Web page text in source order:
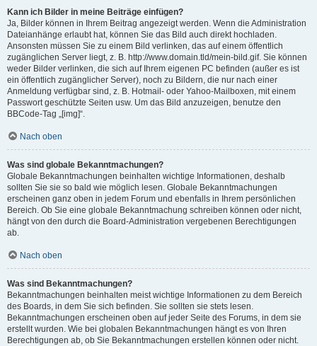
Kann ich Bilder in meine Beiträge einfügen?
Ja, Bilder können in Ihrem Beitrag angezeigt werden. Wenn die Administration
Dateianhänge erlaubt hat, können Sie das Bild auch direkt hochladen.
Ansonsten müssen Sie zu einem Bild verlinken, das auf einem öffentlich
zugänglichen Server liegt, z. B. http://www.domain.tld/mein-bild.gif. Sie können
weder Bilder verlinken, die sich auf Ihrem eigenen PC befinden (außer es ist
ein öffentlich zugänglicher Server), noch zu Bildern, die nur nach einer
Anmeldung verfügbar sind, z. B. Hotmail- oder Yahoo-Mailboxen, mit einem
Passwort geschützte Seiten usw. Um das Bild anzuzeigen, benutze den
BBCode-Tag „[img]“.
Nach oben
Was sind globale Bekanntmachungen?
Globale Bekanntmachungen beinhalten wichtige Informationen, deshalb
sollten Sie sie so bald wie möglich lesen. Globale Bekanntmachungen
erscheinen ganz oben in jedem Forum und ebenfalls in Ihrem persönlichen
Bereich. Ob Sie eine globale Bekanntmachung schreiben können oder nicht,
hängt von den durch die Board-Administration vergebenen Berechtigungen
ab.
Nach oben
Was sind Bekanntmachungen?
Bekanntmachungen beinhalten meist wichtige Informationen zu dem Bereich
des Boards, in dem Sie sich befinden. Sie sollten sie stets lesen.
Bekanntmachungen erscheinen oben auf jeder Seite des Forums, in dem sie
erstellt wurden. Wie bei globalen Bekanntmachungen hängt es von Ihren
Berechtigungen ab, ob Sie Bekanntmachungen erstellen können oder nicht.